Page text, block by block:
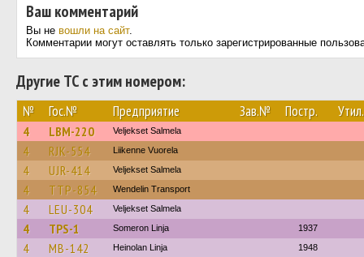
Ваш комментарий
Вы не вошли на сайт.
Комментарии могут оставлять только зарегистрированные
Другие ТС с этим номером:
№ Гос.№ Предприятие Зав.№ Постр. Утил.
4 LBM-220 Veljekset Salmela
4 RJK-554 Liikenne Vuorela
4 UJR-414 Veljekset Salmela
4 TTP-854 Wendelin Transport
4 LEU-304 Veljekset Salmela
4 TPS-1 Someron Linja 1937
4 MB-142 Heinolan Linja 1948